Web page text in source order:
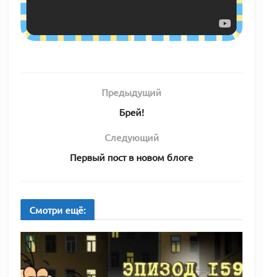
Предыдущий
Брей!
Следующий
Первый пост в новом блоге
Смотри ещё: